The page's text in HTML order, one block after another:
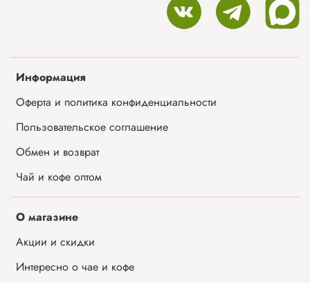
Информация
Оферта и политика конфиденциальности
Пользовательское соглашение
Обмен и возврат
Чай и кофе оптом
О магазине
Акции и скидки
Интересно о чае и кофе